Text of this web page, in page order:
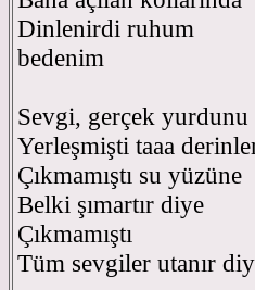
Dinlenirdi ruhum
Sevgi, gerçek
Yerleşmişti taaa
Çıkmamıştı su yüzüne
Belki şımartır diye
Çıkmamıştı
Tüm sevgiler utanır